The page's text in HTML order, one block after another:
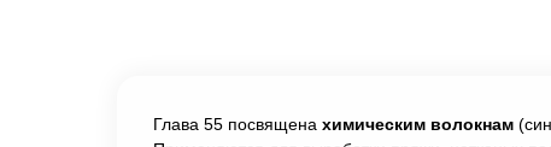
Глава 55 посвящена химическим волокнам